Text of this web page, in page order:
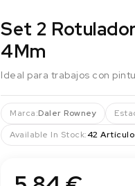
Set 2
4Mm
Ideal para trabajos con
Marca:Daler Rowney
Available In Stock:42